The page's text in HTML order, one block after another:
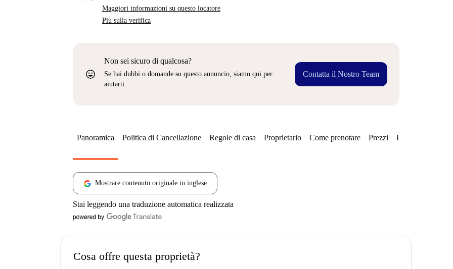
Maggiori informazioni su questo locatore
Più sulla verifica
sentiment_very_satisfied
Non sei sicuro di qualcosa?
Se hai dubbi o domande su questo annuncio, siamo qui per
aiutarti.
Contatta il Nostro Team
Panoramica Politica di Cancellazione Regole di casa Proprietario Come prenotare Prezzi Disponibilità
Mostrare contenuto originale in inglese
Stai leggendo una traduzione automatica realizzata
Cosa offre questa proprietà?